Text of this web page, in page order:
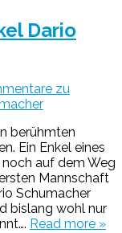
Dario
zu
berühmten
Ein Enkel eines
auf dem Weg
Mannschaft
Schumacher
bislang wohl nur
Read more »